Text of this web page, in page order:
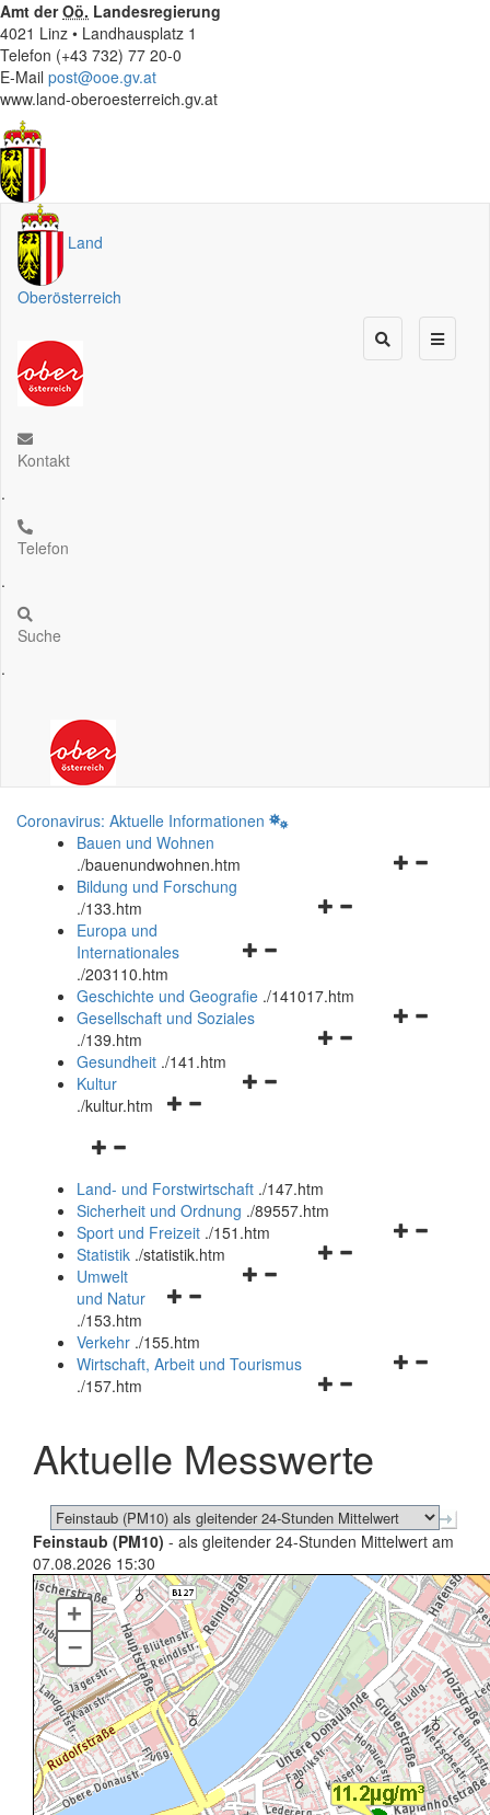
Amt derOö. Landesregierung
4021 Linz • Landhausplatz 1
Telefon (+43 732) 77 20-0
E-Mail post@ooe.gv.at
www.land-oberoesterreich.gv.at
Land
Oberösterreich
Kontakt
.
Telefon
.
Suche
.
Coronavirus: Aktuelle Informationen
Bauen und Wohnen
./bauenundwohnen.htm
Navigationsmenü
Bildung und Forschung
./133.htm
Navigationsmenü
und
schließen
Europa und
Internationales
./203110.htm
Geschichte und Geografie ./141017.htm
Navigationsmenü
Gesellschaft und Soziales
./139.htm
Navigationsmenü
Gesundheit ./141.htm
Navigationsmenü
Kultur
./kultur.htm
Navigationsmenü
und
schließen
Land- und Forstwirtschaft ./147.htm
Sicherheit und Ordnung ./89557.htm
Navigationsmenü
Sport und Freizeit ./151.htm
Navigationsmenü
Statistik ./statistik.htm
Navigationsmenü
und
schließen
Umwelt
und Natur
./153.htm
Verkehr ./155.htm
Navigationsmenü
schließen
Wirtschaft, Arbeit und Tourismus
./157.htm
Aktuelle Messwerte
Feinstaub (PM10) - als gleitender 24-Stunden Mittelwert am
07.08.2026 15:30
+
–